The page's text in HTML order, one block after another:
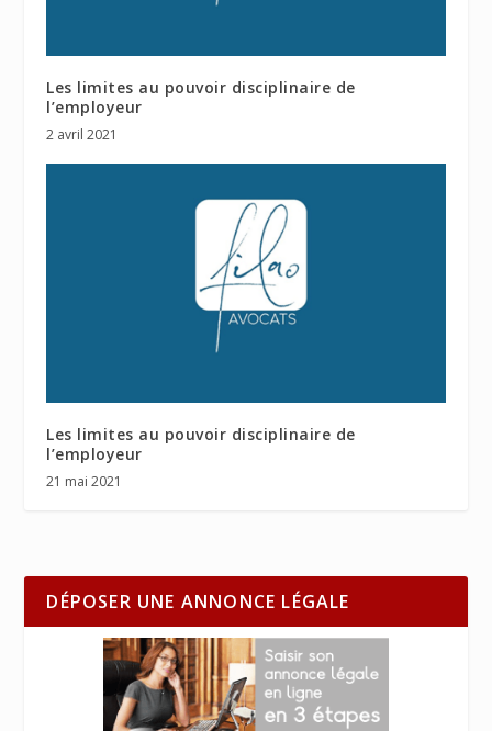
Les limites au pouvoir disciplinaire de
l’employeur
2 avril 2021
Les limites au pouvoir disciplinaire de
l’employeur
21 mai 2021
DÉPOSER UNE ANNONCE LÉGALE